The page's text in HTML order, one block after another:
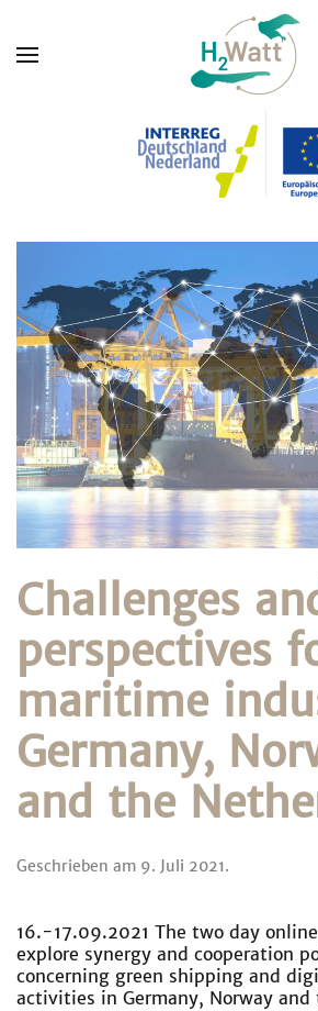
Challenges
perspectives
maritime
Germany,
and the
Geschrieben am 9. Juli 2021.
16.-17.09.2021 The two day
explore synergy and cooperation
concerning green shipping and
activities in Germany, Norway and